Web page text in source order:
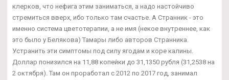
клерков, что нефига этим заниматься, а надо настойчиво
стремиться вверх, ибо только там счастье. А Странник - это
именно система цветотерапии, а не имя (некое внутреннее, как
это было у Белякова) Тамары либо авторов Странника.
Устранить эти симптомы под силу ягодам и коре калины.
Доллар понизился на 11,88 копейки до 31,1350 рубля (31,2538 на
2 октября). Там он проработал с 2012 по 2017 год, занимал